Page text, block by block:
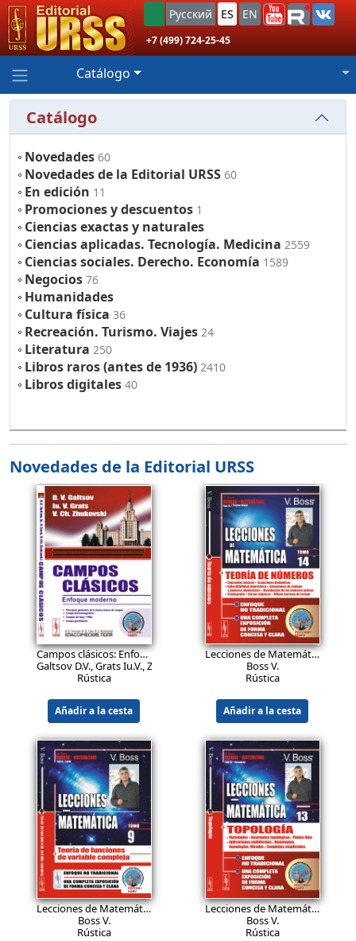
Русский ES EN
+7 (499) 724-25-45
Catálogo
Catálogo
Novedades 60
Novedades de la Editorial URSS 60
En edición 11
Promociones y descuentos 1
Ciencias exactas y naturales
Ciencias aplicadas. Tecnología. Medicina 2559
Ciencias sociales. Derecho. Economía 1589
Negocios 76
Humanidades
Cultura física 36
Recreación. Turismo. Viajes 24
Literatura 250
Libros raros (antes de 1936) 2410
Libros digitales 40
Novedades de la Editorial URSS
27.9EUR
Campos clásicos: Enfoque moderno.
Ed.2, corregida
Galtsov D.V., Grats Iu.V., Zhukovski V.Ch.
Rústica
Añadir a la cesta
26.9EUR
Lecciones de Matemática: Teoría de números. Conceptos básicos. Ecuaciones diofánticas. Indecidibilidad algorítmica. Extensiones de campos y números algebraicos. Distribución de los números primos. Criptografía. Curvas elípticas. Último teorema de Fermat.
Boss V.
Rústica
Añadir a la cesta
26.9EUR
Lecciones de Matemática: Teoría de funciones de variable compleja.
Boss V.
Rústica
26.9EUR
Lecciones de Matemática: Topología: Variedades. Invariantes topológicos. Puntos fijos. Aplicaciones multiformes. Homotopías, homologías, fibrados. Complejos simpliciales.
Boss V.
Rústica